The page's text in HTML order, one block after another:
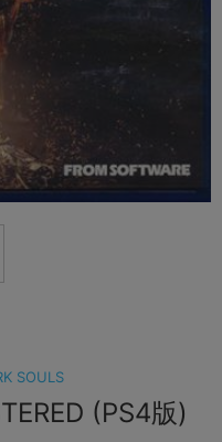
SOULS
(PS4版)